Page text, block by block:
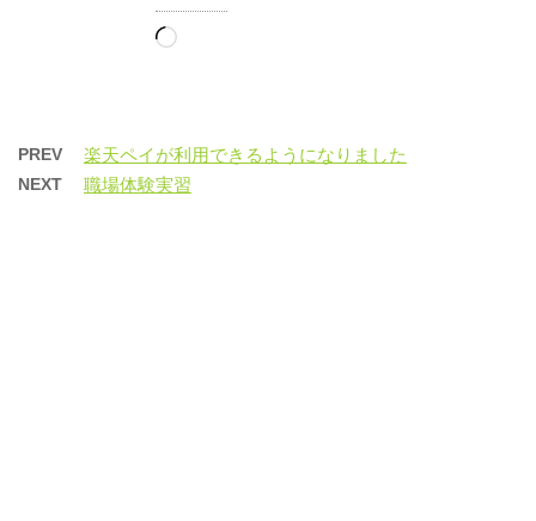
読
PREV 楽天ペイが利用できるようになりました
NEXT 職場体験実習